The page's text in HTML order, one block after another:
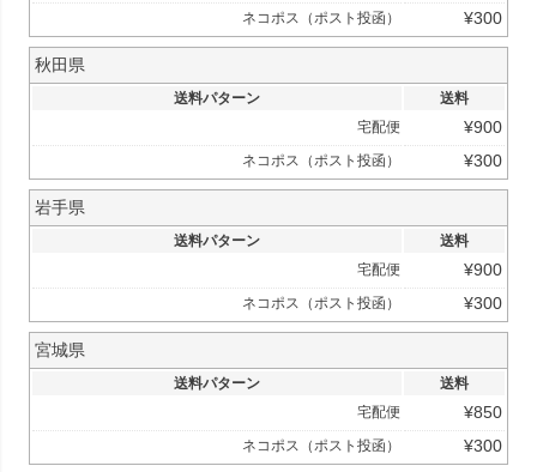
ネコポス（ポスト投函） ¥300
秋田県
送料パターン
送料
宅配便
¥900
ネコポス（ポスト投函） ¥300
岩手県
送料パターン
送料
宅配便
¥900
ネコポス（ポスト投函） ¥300
宮城県
送料パターン
送料
宅配便
¥850
ネコポス（ポスト投函） ¥300